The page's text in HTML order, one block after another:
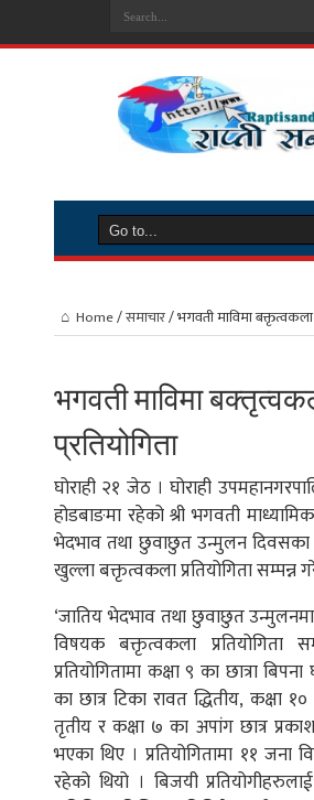
Home/समाचार/भगवती माविमा बक्तृत्वकला
भगवती माविमा
प्रतियोगिता
घोराही २१ जेठ । घोराही
होडबाङमा रहेको श्री भगवती
भेदभाव तथा छुवाछुत उन्मुलन
खुल्ला बक्तृत्वकला प्रतियोगिता सम्पन्न
‘जातिय भेदभाव तथा छुवाछुत उन्मुलनमा
विषयक बक्तृत्वकला प्रतियोगिता
प्रतियोगितामा कक्षा ९ का छात्रा
का छात्र टिका रावत द्धितीय, कक्षा
तृतीय र कक्षा ७ का अपांग छात्र
भएका थिए । प्रतियोगितामा ११ जना
रहेको थियो । बिजयी